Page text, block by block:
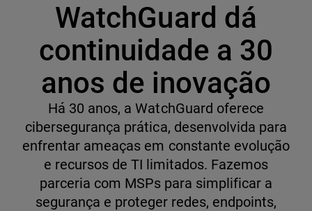
WatchGuard dá
continuidade a 30
anos de inovação
Há 30 anos, a WatchGuard oferece
cibersegurança prática, desenvolvida para
enfrentar ameaças em constante evolução
e recursos de TI limitados. Fazemos
parceria com MSPs para simplificar a
segurança e proteger redes, endpoints,